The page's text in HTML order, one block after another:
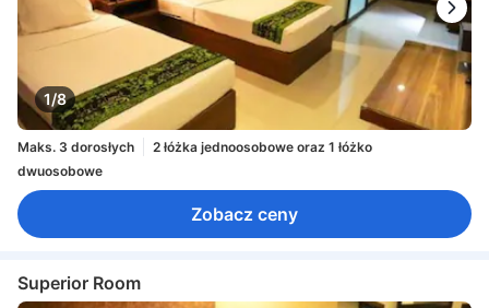
1/8
Maks. 3 dorosłych
2 łóżka jednoosobowe oraz 1 łóżko
dwuosobowe
Zobacz ceny
Superior Room